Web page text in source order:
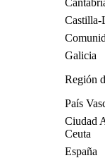
Castilla-
Galicia
Región
País
Ciudad
Ceuta
España